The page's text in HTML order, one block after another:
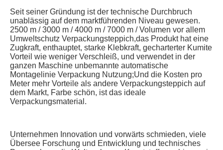
Seit seiner Gründung ist der technische Durchbruch
unablässig auf dem marktführenden Niveau gewesen.
2500 m / 3000 m / 4000 m / 7000 m / Volumen vor allem
Umweltschutz Verpackungsteppich,das Produkt hat eine
Zugkraft, enthauptet, starke Klebkraft, gecharterter Kumite
Vorteil wie weniger Verschleiß, und verwendet in der
ganzen Maschine unbemannte automatische
Montagelinie Verpackung Nutzung;Und die Kosten pro
Meter mehr Vorteile als andere Verpackungsteppich auf
dem Markt, Farbe schön, ist das ideale
Verpackungsmaterial.
Unternehmen Innovation und vorwärts schmieden, viele
Übersee Forschung und Entwicklung und technisches